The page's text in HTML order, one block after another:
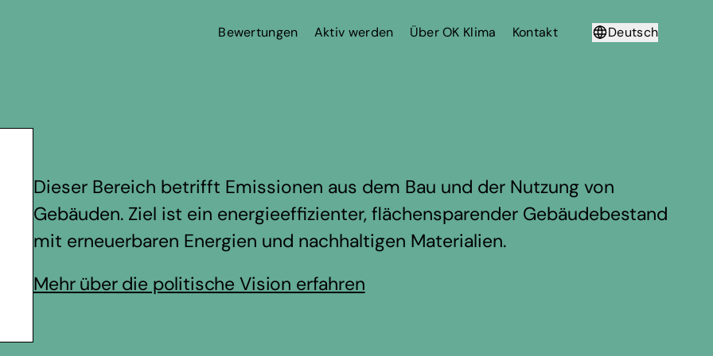
Bewertungen Aktiv werden Über OK Klima Kontakt
Deutsch
Dieser Bereich betrifft Emissionen aus dem Bau und der Nutzung von
Gebäuden. Ziel ist ein energieeffizienter, flächensparender Gebäudebestand
mit erneuerbaren Energien und nachhaltigen Materialien.
Mehr über die politische Vision erfahren